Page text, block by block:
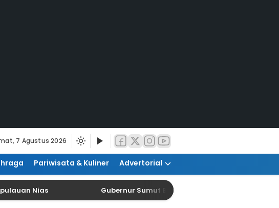
7 Agustus 2026
Pariwisata & Kuliner Advertorial
Nias Gubernur Sumut Bangun Gedung Permanen